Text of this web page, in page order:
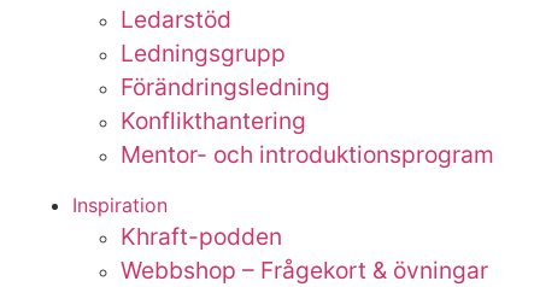
Ledarstöd
Ledningsgrupp
Förändringsledning
Konflikthantering
Mentor- och introduktionsprogram
Inspiration
Khraft-podden
Webbshop – Frågekort & övningar